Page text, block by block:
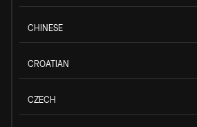
CHINESE
CROATIAN
CZECH